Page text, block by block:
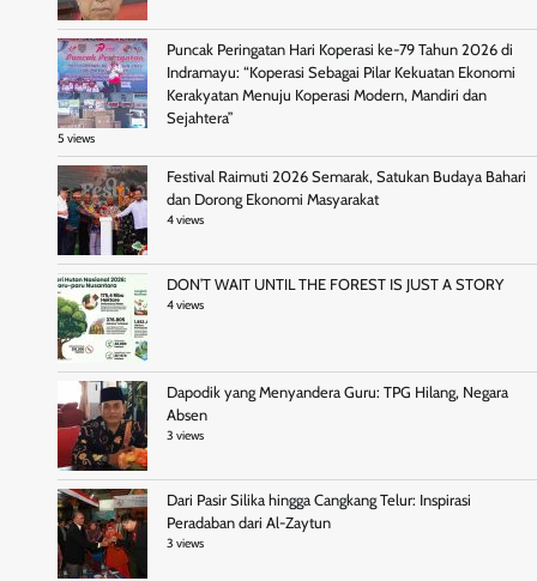
Puncak Peringatan Hari Koperasi ke-79 Tahun 2026 di
Indramayu: “Koperasi Sebagai Pilar Kekuatan Ekonomi
Kerakyatan Menuju Koperasi Modern, Mandiri dan
Sejahtera”
5 views
Festival Raimuti 2026 Semarak, Satukan Budaya Bahari
dan Dorong Ekonomi Masyarakat
4 views
DON’T WAIT UNTIL THE FOREST IS JUST A STORY
4 views
Dapodik yang Menyandera Guru: TPG Hilang, Negara
Absen
3 views
Dari Pasir Silika hingga Cangkang Telur: Inspirasi
Peradaban dari Al-Zaytun
3 views